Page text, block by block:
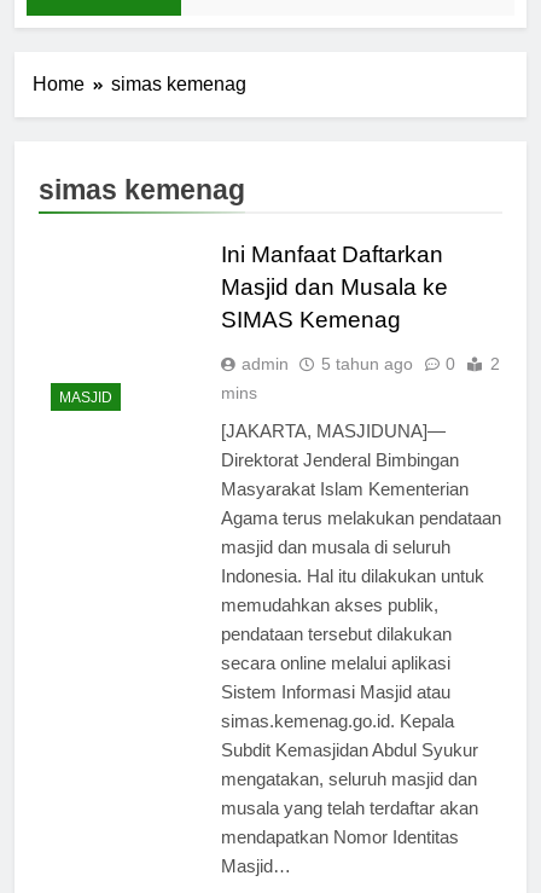
Home simas kemenag
simas kemenag
MASJID
Ini Manfaat Daftarkan
Masjid dan Musala ke
SIMAS Kemenag
admin 5 tahun ago 0
2
mins
[JAKARTA, MASJIDUNA]—
Direktorat Jenderal Bimbingan
Masyarakat Islam Kementerian
Agama terus melakukan pendataan
masjid dan musala di seluruh
Indonesia. Hal itu dilakukan untuk
memudahkan akses publik,
pendataan tersebut dilakukan
secara online melalui aplikasi
Sistem Informasi Masjid atau
simas.kemenag.go.id. Kepala
Subdit Kemasjidan Abdul Syukur
mengatakan, seluruh masjid dan
musala yang telah terdaftar akan
mendapatkan Nomor Identitas
Masjid…